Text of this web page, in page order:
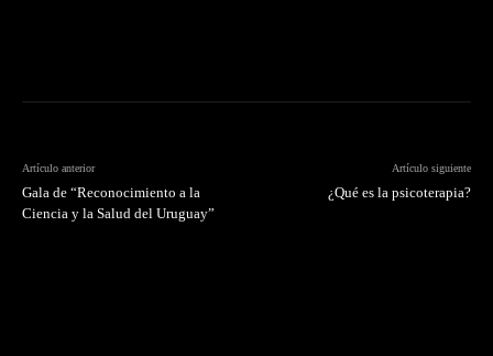
Artículo anterior
Gala de “Reconocimiento a la
Ciencia y la Salud del Uruguay”
Artículo siguiente
¿Qué es la psicoterapia?